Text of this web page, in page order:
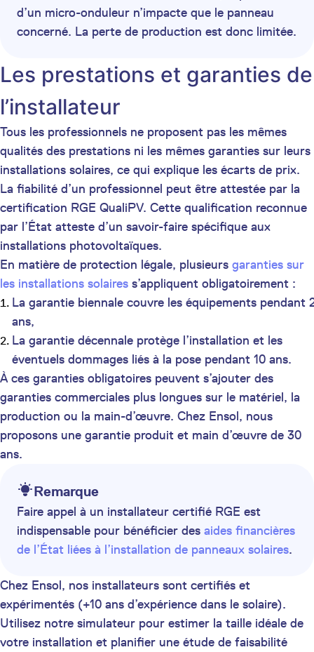
d’un micro-onduleur n’impacte que le panneau
concerné. La perte de production est donc limitée.
Les prestations et garanties de
l’installateur
Tous les professionnels ne proposent pas les mêmes
qualités des prestations ni les mêmes garanties sur leurs
installations solaires, ce qui explique les écarts de prix.
La fiabilité d’un professionnel peut être attestée par la
certification RGE QualiPV. Cette qualification reconnue
par l’État atteste d’un savoir-faire spécifique aux
installations photovoltaïques.
En matière de protection légale, plusieurs garanties sur
les installations solaires s’appliquent obligatoirement :
La garantie biennale couvre les équipements pendant
ans,
La garantie décennale protège l’installation et les
éventuels dommages liés à la pose pendant 10 ans.
À ces garanties obligatoires peuvent s’ajouter des
garanties commerciales plus longues sur le matériel, la
production ou la main-d’œuvre. Chez Ensol, nous
proposons une garantie produit et main d’œuvre de 30
ans.
Remarque
Faire appel à un installateur certifié RGE est
indispensable pour bénéficier des aides financières
de l’État liées à l’installation de panneaux solaires.
Chez Ensol, nos installateurs sont certifiés et
expérimentés (+10 ans d’expérience dans le solaire).
Utilisez notre simulateur pour estimer la taille idéale de
votre installation et planifier une étude de faisabilité